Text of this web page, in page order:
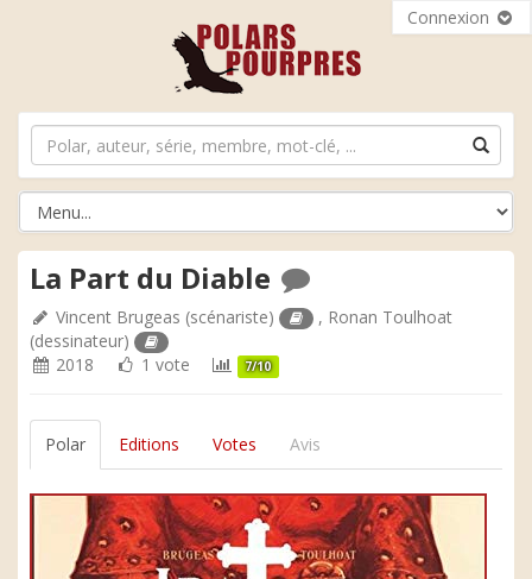
Connexion
La Part du Diable
Vincent Brugeas (scénariste) , Ronan Toulhoat
(dessinateur)
2018
1 vote 7/10
Polar Editions Votes Avis